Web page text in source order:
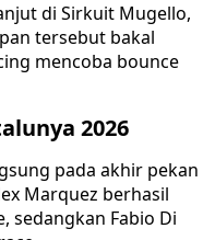
di Sirkuit Mugello,
tersebut bakal
mencoba bounce
2026
pada akhir pekan
Marquez berhasil
sedangkan Fabio Di